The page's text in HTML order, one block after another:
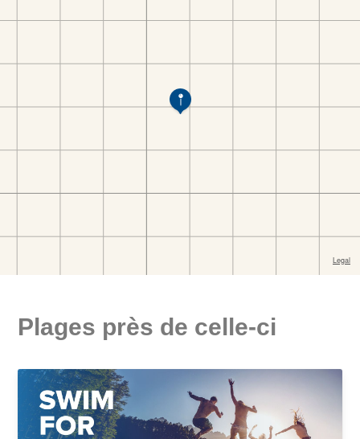
Plages près de celle-ci